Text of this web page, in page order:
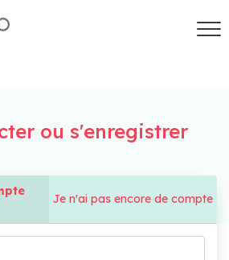
ou s'enregistrer
Je n'ai pas encore de compte